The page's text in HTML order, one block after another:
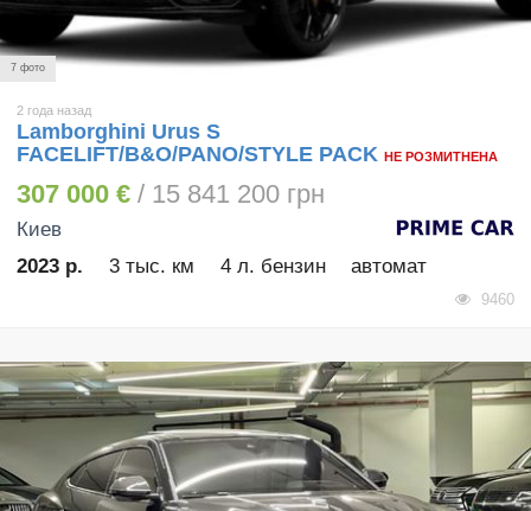
7 фото
2 года назад
Lamborghini Urus S
FACELIFT/B&O/PANO/STYLE PACK НЕ РОЗМИТНЕНА
307 000 € / 15 841 200 грн
Киев
2023 р.
3 тыс. км 4 л. бензин автомат
9460